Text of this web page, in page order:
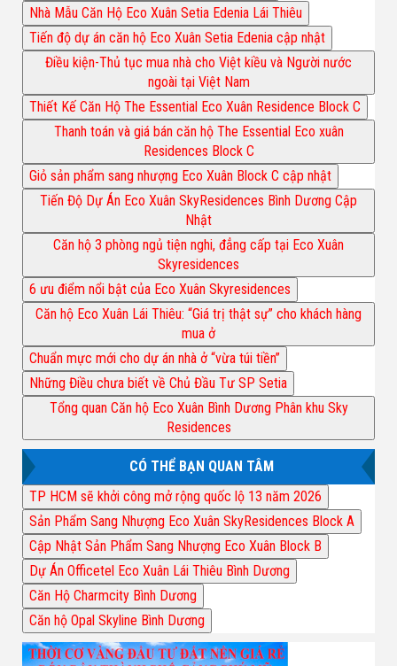
Nhà Mẫu Căn Hộ Eco Xuân Setia Edenia Lái Thiêu
Tiến độ dự án căn hộ Eco Xuân Setia Edenia cập nhật
Điều kiện-Thủ tục mua nhà cho Việt kiều và Người nước
ngoài tại Việt Nam
Thiết Kế Căn Hộ The Essential Eco Xuân Residence Block C
Thanh toán và giá bán căn hộ The Essential Eco xuân
Residences Block C
Giỏ sản phẩm sang nhượng Eco Xuân Block C cập nhật
Tiến Độ Dự Án Eco Xuân SkyResidences Bình Dương Cập
Nhật
Căn hộ 3 phòng ngủ tiện nghi, đẳng cấp tại Eco Xuân
Skyresidences
6 ưu điểm nổi bật của Eco Xuân Skyresidences
Căn hộ Eco Xuân Lái Thiêu: “Giá trị thật sự” cho khách hàng
mua ở
Chuẩn mực mới cho dự án nhà ở “vừa túi tiền”
Những Điều chưa biết về Chủ Đầu Tư SP Setia
Tổng quan Căn hộ Eco Xuân Bình Dương Phân khu Sky
Residences
CÓ THỂ BẠN QUAN TÂM
TP HCM sẽ khởi công mở rộng quốc lộ 13 năm 2026
Sản Phẩm Sang Nhượng Eco Xuân SkyResidences Block A
Cập Nhật Sản Phẩm Sang Nhượng Eco Xuân Block B
Dự Án Officetel Eco Xuân Lái Thiêu Bình Dương
Căn Hộ Charmcity Bình Dương
Căn hộ Opal Skyline Bình Dương